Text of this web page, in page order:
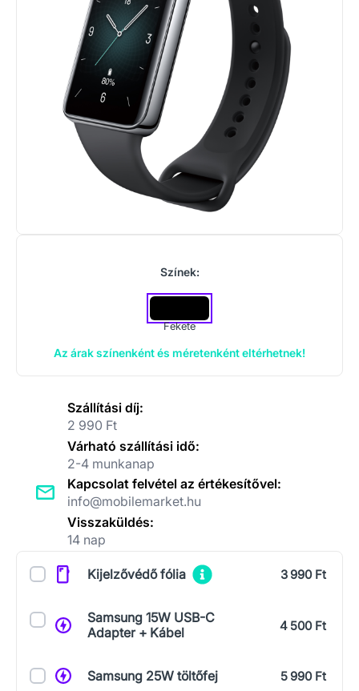
Színek:
Fekete
Az árak színenként és méretenként eltérhetnek!
Szállítási díj:
2 990 Ft
Várható szállítási idő:
2-4 munkanap
Kapcsolat felvétel az értékesítővel:
info@mobilemarket.hu
Visszaküldés:
14 nap
KiegészítőkKijelzővédő fólia 3 990 Ft
Samsung 15W USB-C
Adapter + Kábel
4 500 Ft
Samsung 25W töltőfej 5 990 Ft